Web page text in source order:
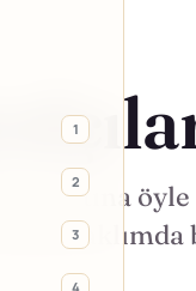
1
2
3
4
altına